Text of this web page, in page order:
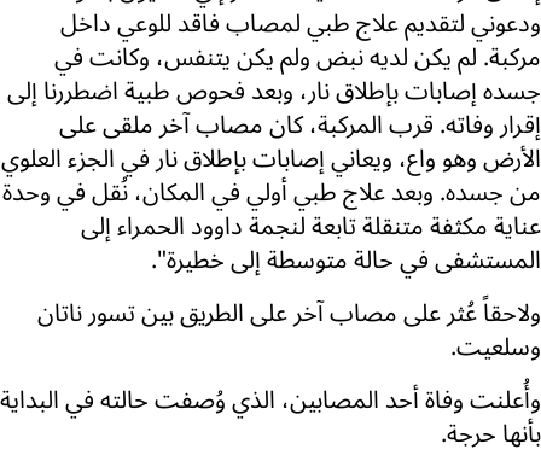
ودعوني لتقديم علاج طبي لمصاب فاقد للوعي داخل
مركبة. لم يكن لديه نبض ولم يكن يتنفس، وكانت في
جسده إصابات بإطلاق نار، وبعد فحوص طبية اضطررنا إلى
إقرار وفاته. قرب المركبة، كان مصاب آخر ملقى على
الأرض وهو واع، ويعاني إصابات بإطلاق نار في الجزء العلوي
من جسده. وبعد علاج طبي أولي في المكان، نُقل في وحدة
عناية مكثفة متنقلة تابعة لنجمة داوود الحمراء إلى
المستشفى في حالة متوسطة إلى خطيرة".
ولاحقاً عُثر على مصاب آخر على الطريق بين تسور ناتان
وسلعيت.
وأُعلنت وفاة أحد المصابين، الذي وُصفت حالته في البداية
بأنها حرجة.